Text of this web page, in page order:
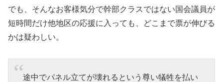
でも、そんなお客様気分で幹部クラスではない国会議員が
短時間だけ他地区の応援に入っても、どこまで票が伸びる
かは疑わしい。
途中でパネル立てが壊れるという尊い犠牲を払い